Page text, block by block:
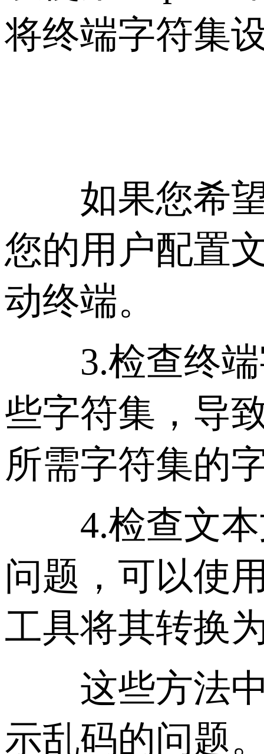
将终端字符集
如果您希望
您的用户配置
动终端。
3.检查终端
些字符集，导
所需字符集的
4.检查文本
问题，可以使
工具将其转换
这些方法中
示乱码的问题